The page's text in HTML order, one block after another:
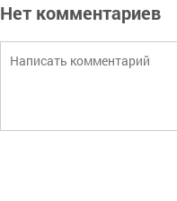
Нет комментариев